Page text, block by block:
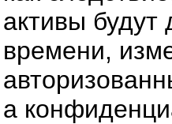
активы
времени,
а